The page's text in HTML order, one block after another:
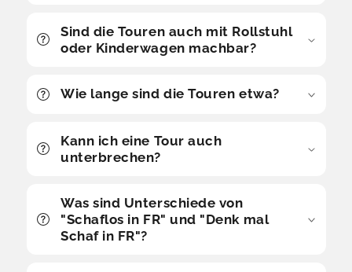
Sind die Touren auch mit Rollstuhl
oder Kinderwagen machbar?
Wie lange sind die Touren etwa?
Kann ich eine Tour auch
unterbrechen?
Was sind Unterschiede von
"Schaflos in FR" und "Denk mal
Schaf in FR"?